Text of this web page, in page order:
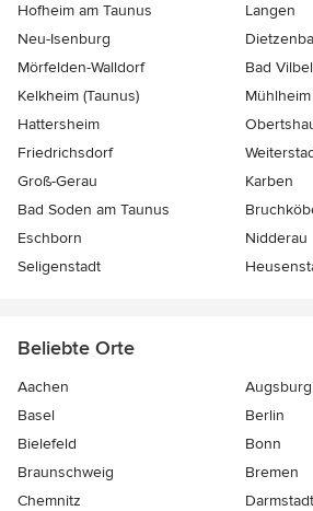
Hofheim am Taunus
Langen
Neu-Isenburg
Mörfelden-Walldorf
Bad Vilbel
Kelkheim (Taunus)
Mühlheim
Hattersheim
Friedrichsdorf
Groß-Gerau
Karben
Bad Soden am Taunus
Eschborn
Nidderau
Seligenstadt
Beliebte Orte
Aachen
Augsburg
Basel
Berlin
Bielefeld
Bonn
Braunschweig
Bremen
Chemnitz
Darmstadt